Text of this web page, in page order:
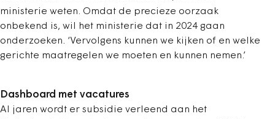
ministerie weten. Omdat de precieze oorzaak
onbekend is, wil het ministerie dat in 2024 gaan
onderzoeken. ‘Vervolgens kunnen we kijken of en welke
gerichte maatregelen we moeten en kunnen nemen.’
Dashboard met vacatures
Al jaren wordt er subsidie verleend aan het